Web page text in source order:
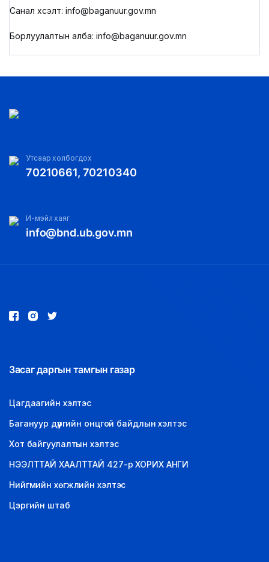
Санал хүсэлт: info@baganuur.gov.mn
Борлуулалтын алба: info@baganuur.gov.mn
Утсаар холбогдох
70210661, 70210340
И-мэйл хаяг
info@bnd.ub.gov.mn
Засаг даргын тамгын газар
Цагдаагийн хэлтэс
Багануур дүүргийн онцгой байдлын хэлтэс
Хот байгуулалтын хэлтэс
НЭЭЛТТАЙ ХААЛТТАЙ 427-р ХОРИХ АНГИ
Нийгмийн хөгжлийн хэлтэс
Цэргийн штаб